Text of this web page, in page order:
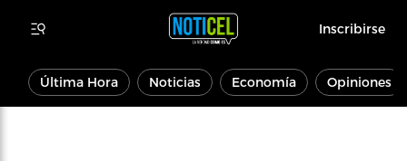
Inscribirse
Última Hora Noticias Economía Opiniones